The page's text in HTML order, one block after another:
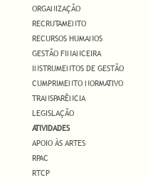
ORGANIZAÇÃO
RECRUTAMENTO
RECURSOS HUMANOS
GESTÃO FINANCEIRA
INSTRUMENTOS DE GESTÃO
CUMPRIMENTO NORMATIVO
TRANSPARÊNCIA
LEGISLAÇÃO
ATIVIDADES
APOIO ÀS ARTES
RPAC
RTCP